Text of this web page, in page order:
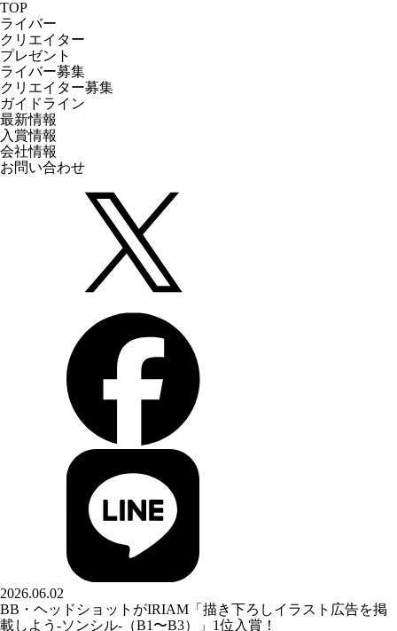
TOP
ライバー
クリエイター
プレゼント
ライバー募集
クリエイター募集
ガイドライン
最新情報
入賞情報
会社情報
お問い合わせ
2026.06.02
BB・ヘッドショットがIRIAM「描き下ろしイラスト広告を掲
載しよう-ソンシル-（B1〜B3）」1位入賞！